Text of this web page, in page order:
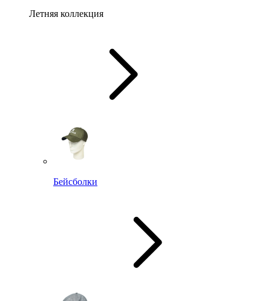
Летняя коллекция
Бейсболки